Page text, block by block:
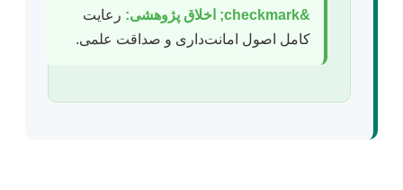
&checkmark; اخلاق پژوهشی:
رعایت
کامل اصول امانت‌داری و صداقت علمی.